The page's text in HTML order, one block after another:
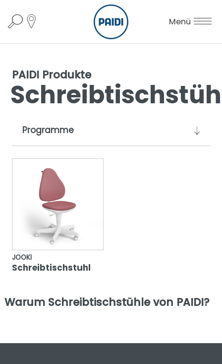
Menü
PAIDI Produkte
Programme
JOOKI
Schreibtischstuhl
Warum Schreibtischstühle von PAIDI?